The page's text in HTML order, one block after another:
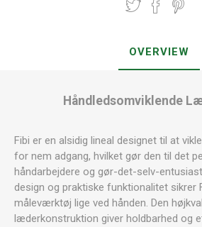
OVERVIEW
Håndledsomviklende
Fibi er en alsidig lineal designet til at
for nem adgang, hvilket gør den til det
håndarbejdere og gør-det-selv-
design og praktiske funktionalitet sikrer
måleværktøj lige ved hånden. Den
læderkonstruktion giver holdbarhed og